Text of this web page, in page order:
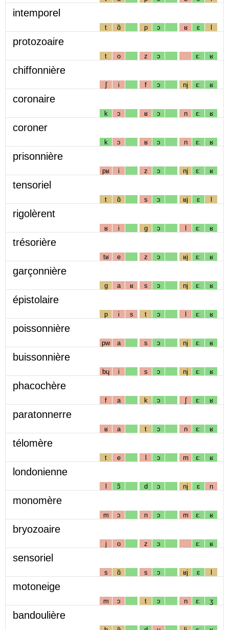
intemporel
t ɑ̃ p ɔ ʁ ɛ l
protozoaire
t o z ɔ ɛː ʁ
chiffonnière
ʃ i f ɔ nj ɛː ʁ
coronaire
k ɔ ʁ ɔ n ɛː ʁ
coroner
k ɔ ʁ ɔ n ɛː ʁ
prisonnière
pʁ i z ɔ nj ɛː ʁ
tensoriel
t ɑ̃ s ɔ ʁj ɛ l
rigolèrent
ʁ i g ɔ l ɛː ʁ
trésorière
tʁ e z ɔ ʁj ɛː ʁ
garçonnière
g a ʁ s ɔ nj ɛː ʁ
épistolaire
p i s t ɔ l ɛː ʁ
poissonnière
pw a s ɔ nj ɛː ʁ
buissonnière
bɥ i s ɔ nj ɛː ʁ
phacochère
f a k ɔ ʃ ɛː ʁ
paratonnerre
ʁ a t ɔ n ɛː ʁ
télomère
t e l ɔ m ɛː ʁ
londonienne
l ɔ̃ d ɔ nj ɛ n
monomère
m ɔ n ɔ m ɛː ʁ
bryozoaire
j o z ɔ ɛː ʁ
sensoriel
s ɑ̃ s ɔ ʁj ɛ l
motoneige
m ɔ t ɔ n ɛː ʒ
bandoulière